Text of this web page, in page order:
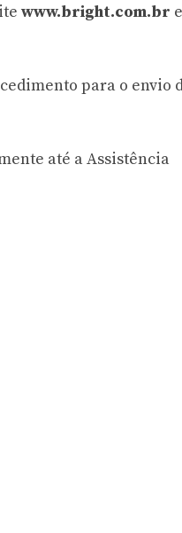
www.bright.com.br
para o envio
até a Assistência